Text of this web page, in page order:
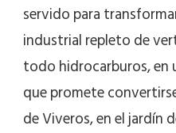
servido para
industrial repleto de
todo hidrocarburos, en
que promete
de Viveros, en el jardín